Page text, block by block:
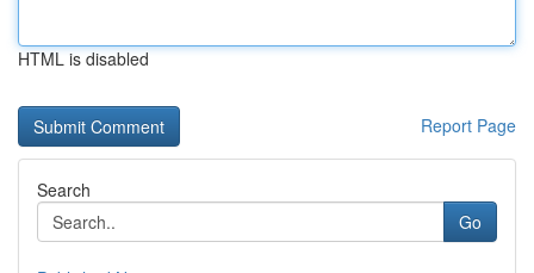
HTML is disabled
Report Page
Search
Go